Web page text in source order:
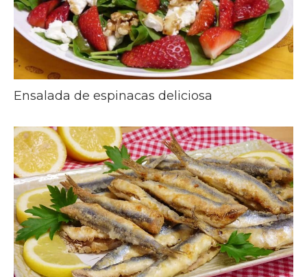
Ensalada de espinacas deliciosa